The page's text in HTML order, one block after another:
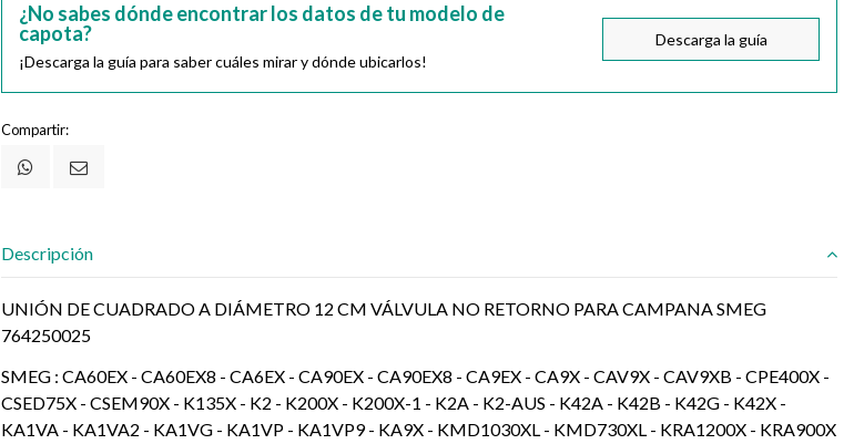
¿No sabes dónde encontrar los datos de tu modelo de
capota?
¡Descarga la guía para saber cuáles mirar y dónde ubicarlos!
Descarga la guía
Compartir:
Descripción
UNIÓN DE CUADRADO A DIÁMETRO 12 CM VÁLVULA NO RETORNO PARA CAMPANA SMEG
764250025
SMEG : CA60EX - CA60EX8 - CA6EX - CA90EX - CA90EX8 - CA9EX - CA9X - CAV9X - CAV9XB - CPE400X -
CSED75X - CSEM90X - K135X - K2 - K200X - K200X-1 - K2A - K2-AUS - K42A - K42B - K42G - K42X -
KA1VA - KA1VA2 - KA1VG - KA1VP - KA1VP9 - KA9X - KMD1030XL - KMD730XL - KRA1200X - KRA900X